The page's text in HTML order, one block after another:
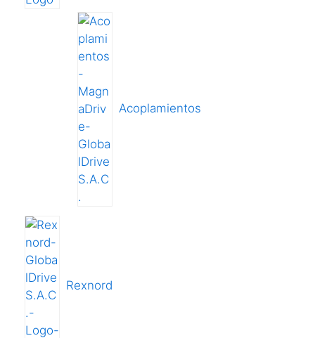
Acoplamientos
Rexnord